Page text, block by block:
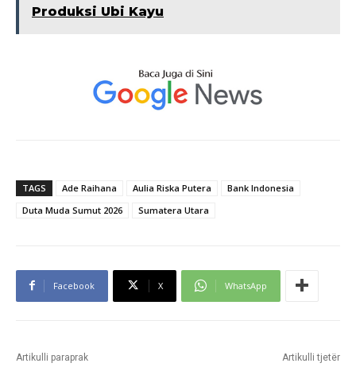
Produksi Ubi Kayu
TAGS Ade Raihana Aulia Riska Putera
Bank Indonesia
Duta Muda Sumut 2026
Sumatera Utara
Facebook X WhatsApp
Artikulli paraprak Artikulli tjetër